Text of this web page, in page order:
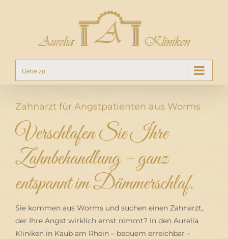
Gehe zu ...
Zahnarzt für Angstpatienten aus Worms
Verschlafen Sie Ihre
Zahnbehandlung – ganz
entspannt im Dämmerschlaf.
Sie kommen aus Worms und suchen einen Zahnarzt,
der Ihre Angst wirklich ernst nimmt? In den Aurelia
Kliniken in Kaub am Rhein – bequem erreichbar –